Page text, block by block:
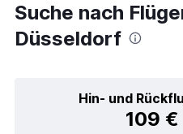
Suche nach
Düsseldorf
Hin- und
109 €